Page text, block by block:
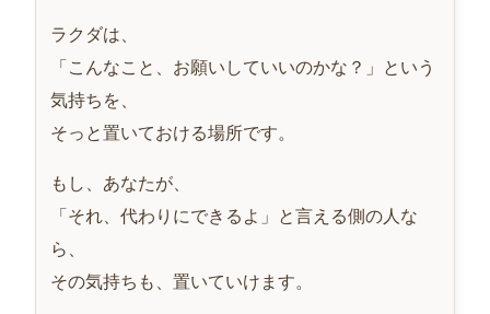
ラクダは、
「こんなこと、お願いしていいのかな？」という
気持ちを、
そっと置いておける場所です。
もし、あなたが、
「それ、代わりにできるよ」と言える側の人な
ら、
その気持ちも、置いていけます。